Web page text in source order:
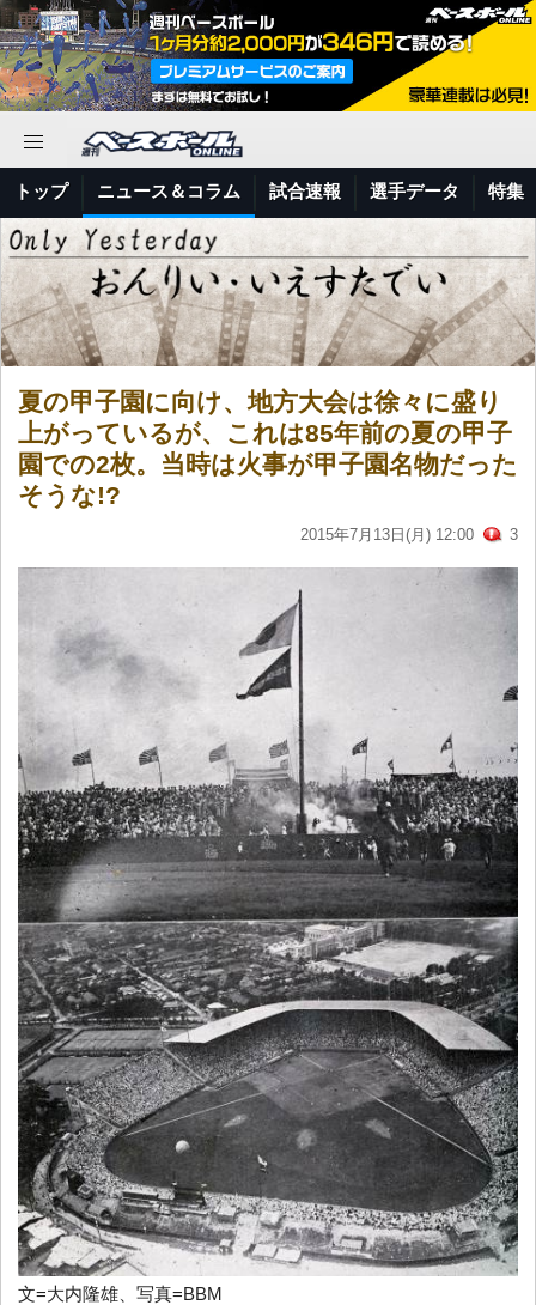
トップ ニュース＆コラム 試合速報 選手データ 特集
夏の甲子園に向け、地方大会は徐々に盛り
上がっているが、これは85年前の夏の甲子
園での2枚。当時は火事が甲子園名物だった
そうな!?
2015年7月13日(月) 12:00 3
文=大内隆雄、写真=BBM